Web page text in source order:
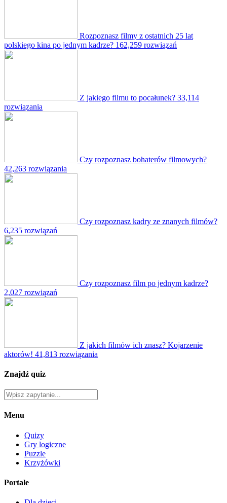
Rozpoznasz filmy z ostatnich 25 lat
polskiego kina po jednym kadrze? 162,259 rozwiązań
Z jakiego filmu to pocałunek? 33,114
rozwiązania
Czy rozpoznasz bohaterów filmowych?
42,263 rozwiązania
Czy rozpoznasz kadry ze znanych filmów?
6,235 rozwiązań
Czy rozpoznasz film po jednym kadrze?
2,027 rozwiązań
Z jakich filmów ich znasz? Kojarzenie
aktorów! 41,813 rozwiązania
Znajdź quiz
Menu
Quizy
Gry logiczne
Puzzle
Krzyżówki
Portale